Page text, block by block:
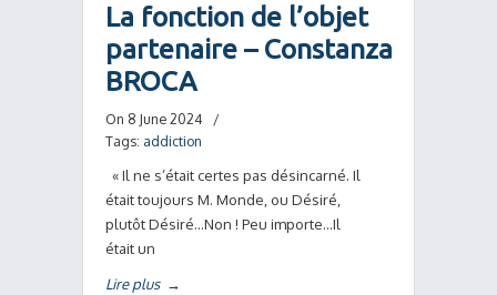
La fonction de l’objet
partenaire – Constanza
BROCA
On 8 June 2024
/
Tags: addiction
« Il ne s’était certes pas désincarné. Il
était toujours M. Monde, ou Désiré,
plutôt Désiré…Non ! Peu importe…Il
était un
Lire plus →